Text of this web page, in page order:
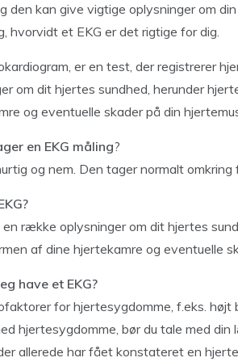
den kan give vigtige oplysninger om
hvorvidt et EKG er det rigtige for dig.
er en test, der registrerer
om dit hjertes sundhed, herunder
og eventuelle skader på din
en EKG måling?
og nem. Den tager normalt omkring
en række oplysninger om dit hjertes
af dine hjertekamre og eventuelle
have et EKG?
for hjertesygdomme, f.eks.
hjertesygdomme, bør du tale med
allerede har fået konstateret en